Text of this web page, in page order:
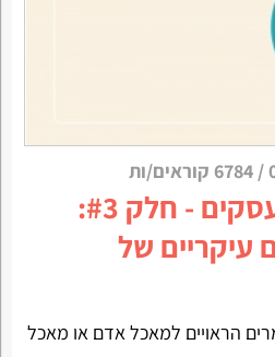
/ 6784 קוראים/ות
איכות הסביבה ועסקים - חלק #3:
עיקריים של
הראויים למאכל אדם או מאכל